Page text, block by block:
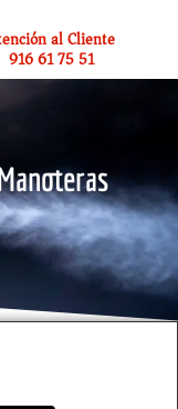
al Cliente
916 61 75 51